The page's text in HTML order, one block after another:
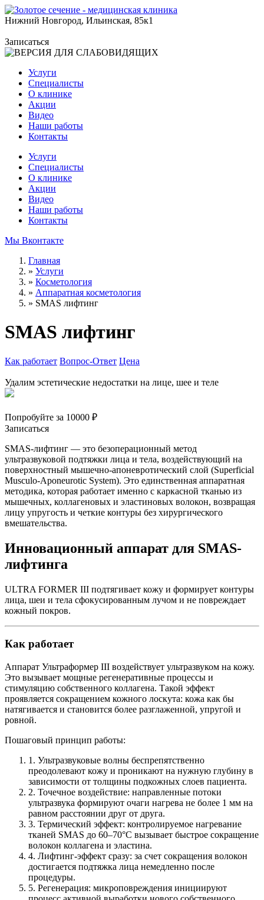
Нижний Новгород, Ильинская, 85к1
Записаться
Услуги
Специалисты
О клинике
Акции
Видео
Наши работы
Контакты
Услуги
Специалисты
О клинике
Акции
Видео
Наши работы
Контакты
Мы Вконтакте
Главная
» Услуги
» Косметология
» Аппаратная косметология
» SMAS лифтинг
SMAS лифтинг
Как работает Вопрос-Ответ Цена
Удалим эстетические недостатки на лице, шее и теле
Попробуйте за 10000 ₽
Записаться
SMAS-лифтинг — это безоперационный метод
ультразвуковой подтяжки лица и тела, воздействующий на
поверхностный мышечно-апоневротический слой (Superficial
Musculo-Aponeurotic System). Это единственная аппаратная
методика, которая работает именно с каркасной тканью из
мышечных, коллагеновых и эластиновых волокон, возвращая
лицу упругость и четкие контуры без хирургического
вмешательства.
Инновационный аппарат для SMAS-
лифтинга
ULTRA FORMER ІІІ подтягивает кожу и формирует контуры
лица, шеи и тела сфокусированным лучом и не повреждает
кожный покров.
Как работает
Аппарат Ультраформер ІІІ воздействует ультразвуком на кожу.
Это вызывает мощные регенеративные процессы и
стимуляцию собственного коллагена. Такой эффект
проявляется сокращением кожного лоскута: кожа как бы
натягивается и становится более разглаженной, упругой и
ровной.
Пошаговый принцип работы:
1. Ультразвуковые волны беспрепятственно
преодолевают кожу и проникают на нужную глубину в
зависимости от толщины подкожных слоев пациента.
2. Точечное воздействие: направленные потоки
ультразвука формируют очаги нагрева не более 1 мм на
равном расстоянии друг от друга.
3. Термический эффект: контролируемое нагревание
тканей SMAS до 60–70°C вызывает быстрое сокращение
волокон коллагена и эластина.
4. Лифтинг-эффект сразу: за счет сокращения волокон
достигается подтяжка лица немедленно после
процедуры.
5. Регенерация: микроповреждения инициируют